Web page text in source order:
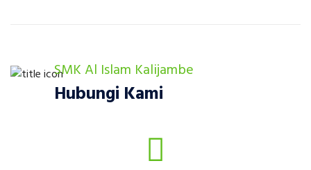
SMK Al Islam Kalijambe
Hubungi Kami